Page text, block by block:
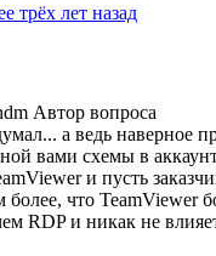
трёх лет назад
Автор вопроса
а ведь наверное
вами схемы в
и пусть
более, что TeamViewer
RDP и никак не